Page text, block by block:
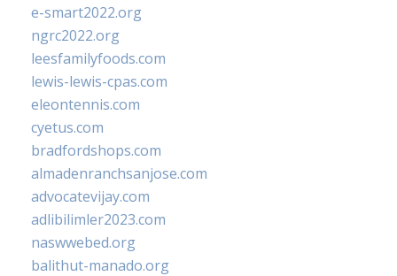
e-smart2022.org
ngrc2022.org
leesfamilyfoods.com
lewis-lewis-cpas.com
eleontennis.com
cyetus.com
bradfordshops.com
almadenranchsanjose.com
advocatevijay.com
adlibilimler2023.com
naswwebed.org
balithut-manado.org